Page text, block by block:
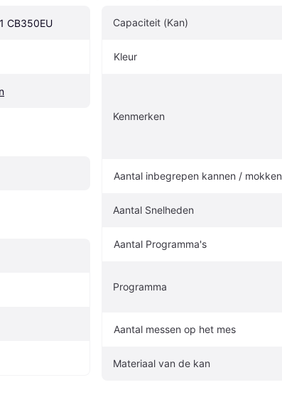
CB350EU Capaciteit (Kan)
Kleur
Kenmerken
Aantal inbegrepen kannen / mokken
Aantal Snelheden
Aantal Programma's
Programma
Aantal messen op het mes
Materiaal van de kan